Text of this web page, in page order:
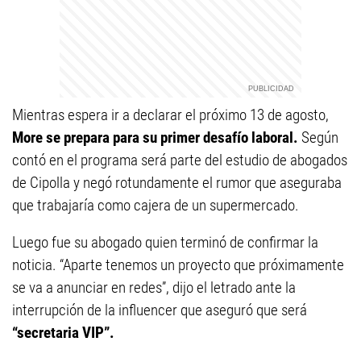
Mientras espera ir a declarar el próximo 13 de agosto,
More se prepara para su primer desafío laboral. Según
contó en el programa será parte del estudio de abogados
de Cipolla y negó rotundamente el rumor que aseguraba
que trabajaría como cajera de un supermercado.
Luego fue su abogado quien terminó de confirmar la
noticia. “Aparte tenemos un proyecto que próximamente
se va a anunciar en redes”, dijo el letrado ante la
interrupción de la influencer que aseguró que será
“secretaria VIP”.